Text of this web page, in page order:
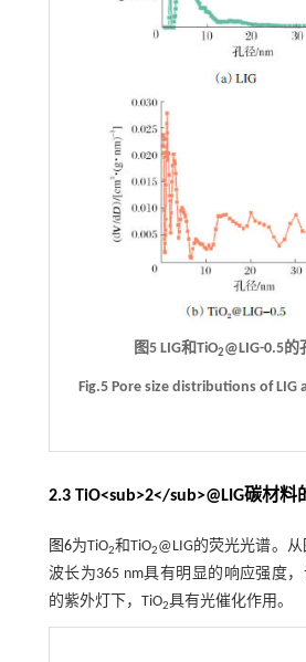
图5 LIG和TiO2@LIG-0.5
Fig.5 Pore size distributions of LIG
2.3 TiO<sub>2</sub>@LIG碳材料
图6为TiO2和TiO2@LIG的荧光光谱。从
波长为365 nm具有明显的响应强度
的紫外灯下，TiO2具有光催化作用。